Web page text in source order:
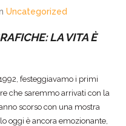
Uncategorized
LA VITA È
festeggiavamo i primi
che saremmo arrivati con la
scorso con una mostra
oggi è ancora emozionante,